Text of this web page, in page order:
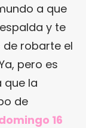
a que
y te
de robarte el
pero es
que la
de
16